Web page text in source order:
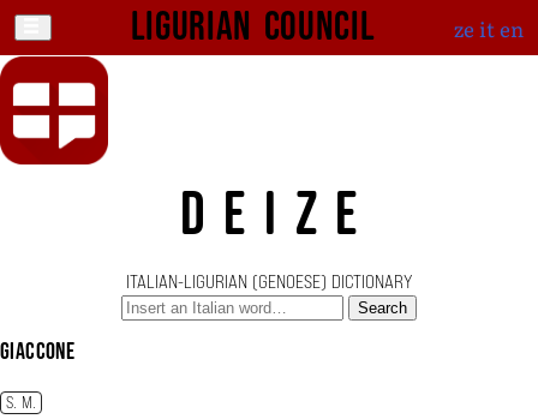
Ligurian Council ze iten
DEIZE
ITALIAN-LIGURIAN (GENOESE) DICTIONARY
Search
giaccone
S. M.